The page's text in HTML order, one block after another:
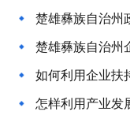
楚雄彝族自治州
楚雄彝族自治州
如何利用企业扶
怎样利用产业发